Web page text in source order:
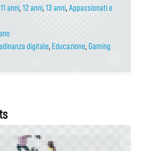
11 anni, 12 anni, 13 anni, Appassionati e
digitale, Educazione, Gaming